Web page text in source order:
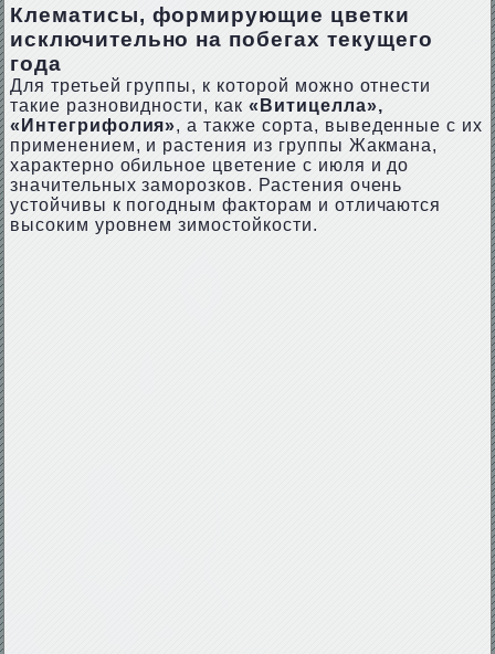
Клематисы, формирующие цветки
исключительно на побегах текущего
года
Для третьей группы, к которой можно отнести
такие разновидности, как «Витицелла»,
«Интегрифолия», а также сорта, выведенные с их
применением, и растения из группы Жакмана,
характерно обильное цветение с июля и до
значительных заморозков. Растения очень
устойчивы к погодным факторам и отличаются
высоким уровнем зимостойкости.